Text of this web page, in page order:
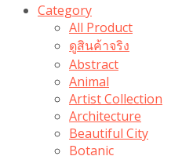
Category
All Product
ดูสินค้าจริง
Abstract
Animal
Artist Collection
Architecture
Beautiful City
Botanic